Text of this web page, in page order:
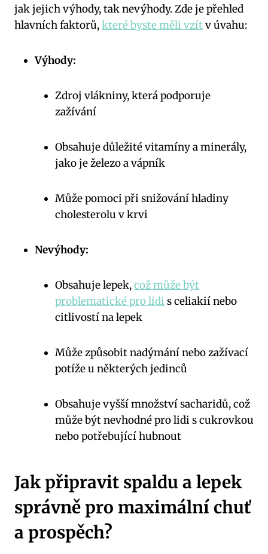
jak jejich výhody, tak nevýhody. Zde je přehled
hlavních faktorů,které byste měli vzít v úvahu:
Výhody:
Zdroj vlákniny, která podporuje
zažívání
Obsahuje důležité vitamíny a minerály,
jako je železo a vápník
Může pomoci při snižování hladiny
cholesterolu v krvi
Nevýhody:
Obsahuje lepek,což může být
problematické pro lidi s celiakií nebo
citlivostí na lepek
Může způsobit nadýmání nebo zažívací
potíže u některých jedinců
Obsahuje vyšší množství sacharidů, což
může být nevhodné pro lidi s cukrovkou
nebo potřebující hubnout
Jak připravit spaldu a lepek
správně pro maximální chuť
a prospěch?